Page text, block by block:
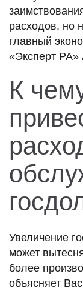
расходов, но
главный
«Эксперт РА»
К
Увеличение
может
более
объясняет